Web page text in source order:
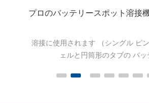
回転ヘッドが付いている電池の
ACEY-S200C 溶接ヘッド回転機能
21700、26650、32650、32700 シリ